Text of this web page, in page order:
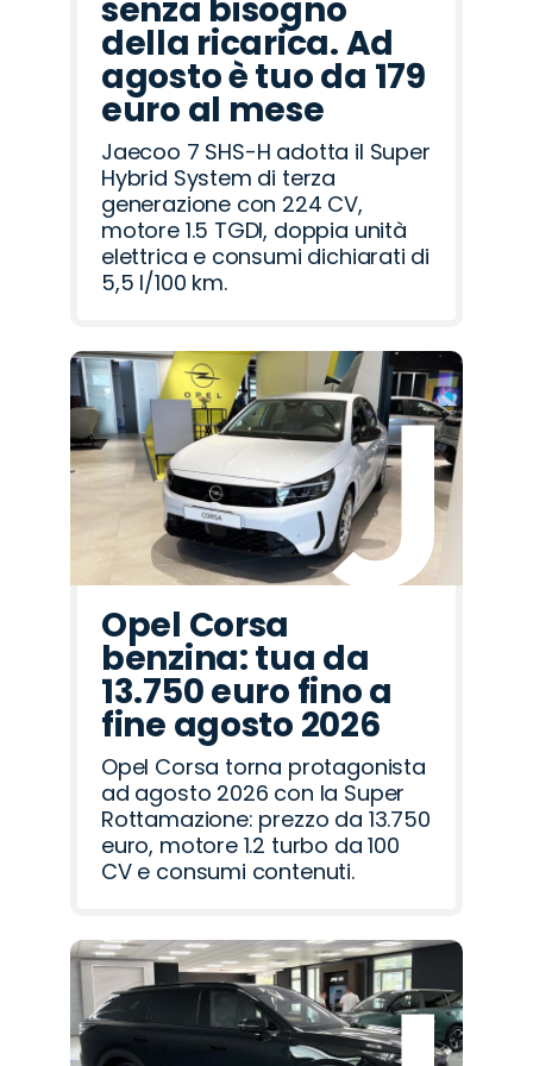
senza bisogno
della ricarica. Ad
agosto è tuo da 179
euro al mese
Jaecoo 7 SHS-H adotta il Super
Hybrid System di terza
generazione con 224 CV,
motore 1.5 TGDI, doppia unità
elettrica e consumi dichiarati di
5,5 l/100 km.
Opel Corsa
benzina: tua da
13.750 euro fino a
fine agosto 2026
Opel Corsa torna protagonista
ad agosto 2026 con la Super
Rottamazione: prezzo da 13.750
euro, motore 1.2 turbo da 100
CV e consumi contenuti.